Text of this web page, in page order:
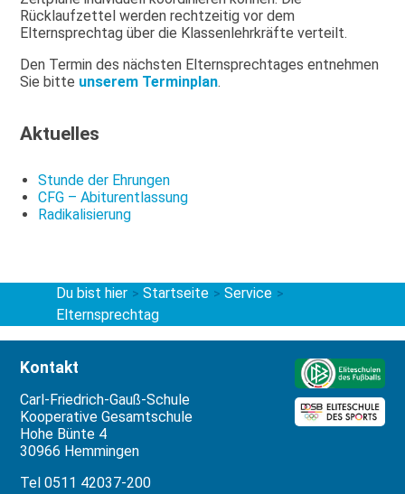
Rücklaufzettel werden rechtzeitig vor dem
Elternsprechtag über die Klassenlehrkräfte verteilt.
Den Termin des nächsten Elternsprechtages entnehmen
Sie bitte unserem Terminplan.
Aktuelles
Stunde der Ehrungen
CFG – Abiturentlassung
Radikalisierung
Du bist hier > Startseite > Service >
Elternsprechtag
Kontakt
Carl-Friedrich-Gauß-Schule
Kooperative Gesamtschule
Hohe Bünte 4
30966 Hemmingen
Tel 0511 42037-200